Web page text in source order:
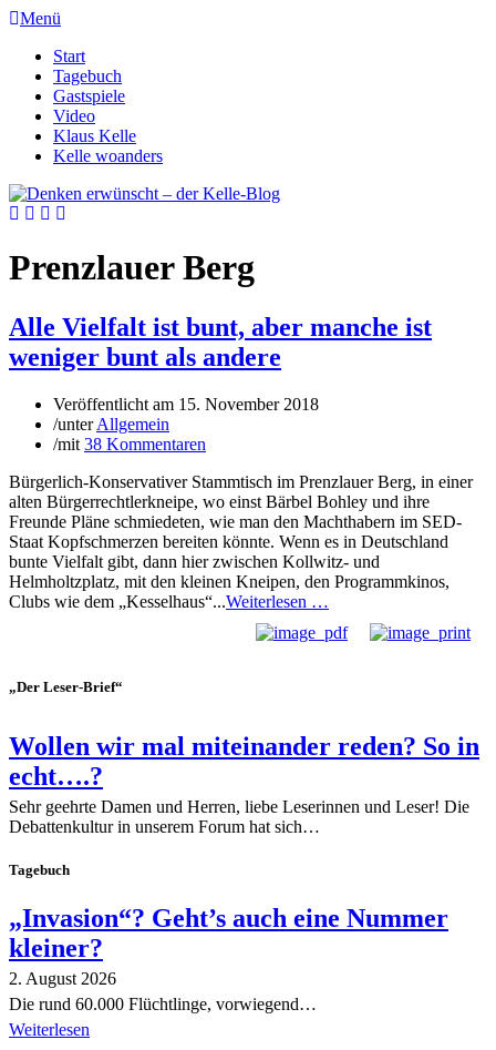
Menü
Start
Tagebuch
Gastspiele
Video
Klaus Kelle
Kelle woanders
Prenzlauer Berg
Alle Vielfalt ist bunt, aber manche ist
weniger bunt als andere
Veröffentlicht am 15. November 2018
/unterAllgemein
/mit 38 Kommentaren
Bürgerlich-Konservativer Stammtisch im Prenzlauer Berg, in einer
alten Bürgerrechtlerkneipe, wo einst Bärbel Bohley und ihre
Freunde Pläne schmiedeten, wie man den Machthabern im SED-
Staat Kopfschmerzen bereiten könnte. Wenn es in Deutschland
bunte Vielfalt gibt, dann hier zwischen Kollwitz- und
Helmholtzplatz, mit den kleinen Kneipen, den Programmkinos,
Clubs wie dem „Kesselhaus“...Weiterlesen …
„Der Leser-Brief“
Wollen wir mal miteinander reden? So in
echt….?
Sehr geehrte Damen und Herren, liebe Leserinnen und Leser! Die
Debattenkultur in unserem Forum hat sich…
Tagebuch
„Invasion“? Geht’s auch eine Nummer
kleiner?
2. August 2026
Die rund 60.000 Flüchtlinge, vorwiegend…
Weiterlesen